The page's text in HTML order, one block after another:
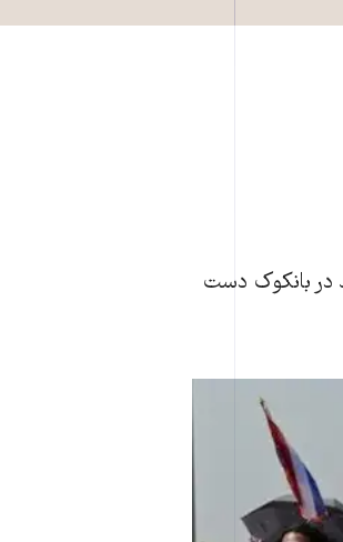
دولت تايلند در بانکوک دست